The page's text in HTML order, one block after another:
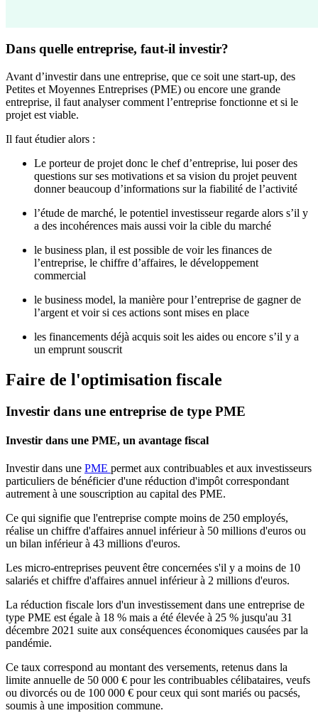
Dans quelle entreprise, faut-il investir?
Avant d’investir dans une entreprise, que ce soit une start-up, des
Petites et Moyennes Entreprises (PME) ou encore une grande
entreprise, il faut analyser comment l’entreprise fonctionne et si le
projet est viable.
Il faut étudier alors :
Le porteur de projet donc le chef d’entreprise, lui poser des
questions sur ses motivations et sa vision du projet peuvent
donner beaucoup d’informations sur la fiabilité de l’activité
l’étude de marché, le potentiel investisseur regarde alors s’il y
a des incohérences mais aussi voir la cible du marché
le business plan, il est possible de voir les finances de
l’entreprise, le chiffre d’affaires, le développement
commercial
le business model, la manière pour l’entreprise de gagner de
l’argent et voir si ces actions sont mises en place
les financements déjà acquis soit les aides ou encore s’il y a
un emprunt souscrit
Faire de l'optimisation fiscale
Investir dans une entreprise de type PME
Investir dans une PME, un avantage fiscal
Investir dans une PME permet aux contribuables et aux investisseurs
particuliers de bénéficier d'une réduction d'impôt correspondant
autrement à une souscription au capital des PME.
Ce qui signifie que l'entreprise compte moins de 250 employés,
réalise un chiffre d'affaires annuel inférieur à 50 millions d'euros ou
un bilan inférieur à 43 millions d'euros.
Les micro-entreprises peuvent être concernées s'il y a moins de 10
salariés et chiffre d'affaires annuel inférieur à 2 millions d'euros.
La réduction fiscale lors d'un investissement dans une entreprise de
type PME est égale à 18 % mais a été élevée à 25 % jusqu'au 31
décembre 2021 suite aux conséquences économiques causées par la
pandémie.
Ce taux correspond au montant des versements, retenus dans la
limite annuelle de 50 000 € pour les contribuables célibataires, veufs
ou divorcés ou de 100 000 € pour ceux qui sont mariés ou pacsés,
soumis à une imposition commune.